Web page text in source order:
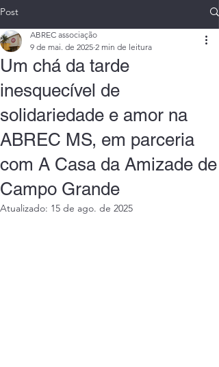
Post
Um chá da tarde
inesquecível de
solidariedade e amor na
ABREC MS, em parceria
com A Casa da Amizade de
Campo Grande
ABREC associação
9 de mai. de 2025 2 min de leitura
Atualizado: 15 de ago. de 2025